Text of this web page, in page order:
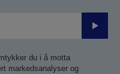
Send
du i å motta
markedsanalyser og